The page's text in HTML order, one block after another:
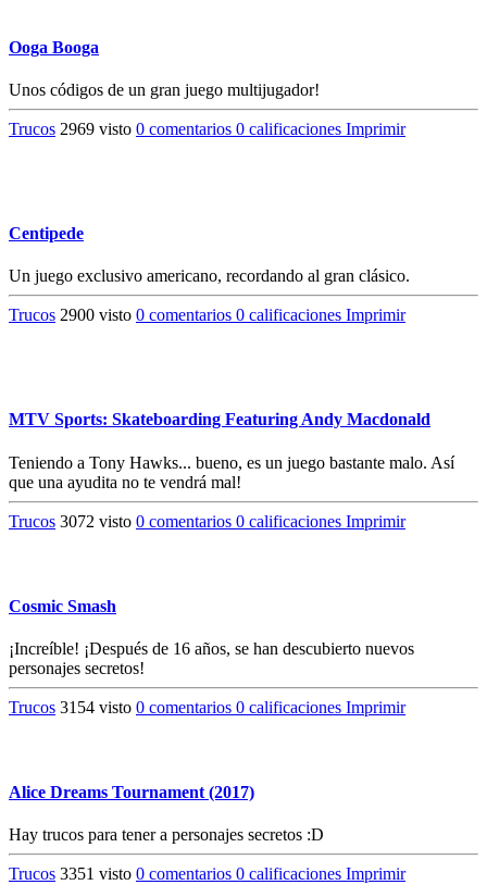
Ooga Booga
Unos códigos de un gran juego multijugador!
Trucos 2969 visto 0 comentarios 0 calificaciones Imprimir
Centipede
Un juego exclusivo americano, recordando al gran clásico.
Trucos 2900 visto 0 comentarios 0 calificaciones Imprimir
MTV Sports: Skateboarding Featuring Andy Macdonald
Teniendo a Tony Hawks... bueno, es un juego bastante malo. Así
que una ayudita no te vendrá mal!
Trucos 3072 visto 0 comentarios 0 calificaciones Imprimir
Cosmic Smash
¡Increíble! ¡Después de 16 años, se han descubierto nuevos
personajes secretos!
Trucos 3154 visto 0 comentarios 0 calificaciones Imprimir
Alice Dreams Tournament (2017)
Hay trucos para tener a personajes secretos :D
Trucos 3351 visto 0 comentarios 0 calificaciones Imprimir